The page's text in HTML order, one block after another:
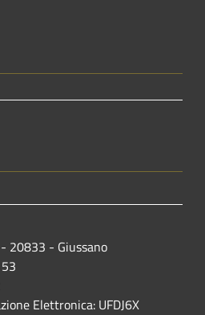
- 20833 - Giussano
Elettronica: UFDJ6X